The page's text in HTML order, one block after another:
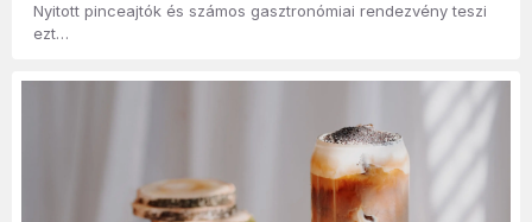
Nyitott pinceajtók és számos gasztronómiai rendezvény teszi
ezt…